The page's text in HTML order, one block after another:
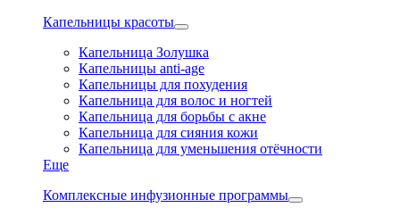
Капельницы красоты
Капельница Золушка
Капельницы anti-age
Капельницы для похудения
Капельница для волос и ногтей
Капельница для борьбы с акне
Капельница для сияния кожи
Капельница для уменьшения отёчности
Еще
Комплексные инфузионные программы